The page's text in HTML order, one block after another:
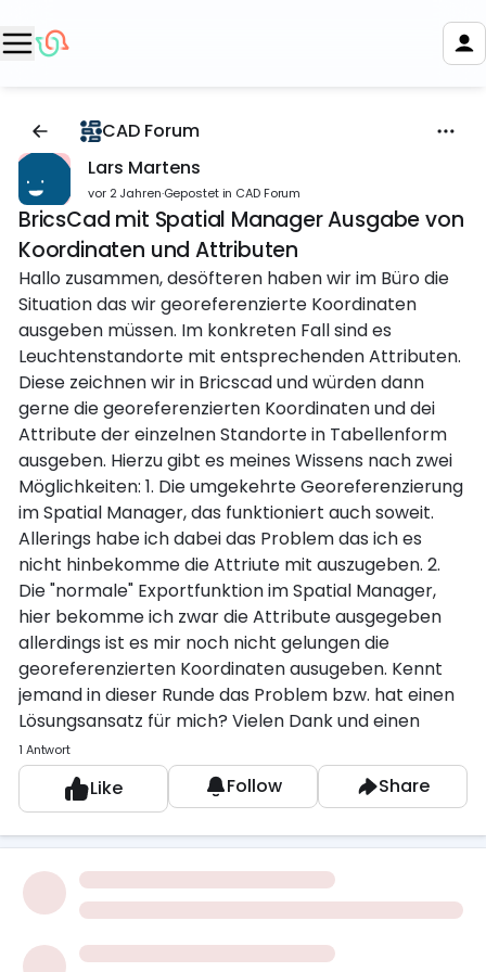
CAD Forum
Lars Martens
vor 2 Jahren·Gepostet in CAD Forum
BricsCad mit Spatial Manager Ausgabe von
Koordinaten und Attributen
Hallo zusammen, desöfteren haben wir im Büro die
Situation das wir georeferenzierte Koordinaten
ausgeben müssen. Im konkreten Fall sind es
Leuchtenstandorte mit entsprechenden Attributen.
Diese zeichnen wir in Bricscad und würden dann
gerne die georeferenzierten Koordinaten und dei
Attribute der einzelnen Standorte in Tabellenform
ausgeben. Hierzu gibt es meines Wissens nach zwei
Möglichkeiten: 1. Die umgekehrte Georeferenzierung
im Spatial Manager, das funktioniert auch soweit.
Allerings habe ich dabei das Problem das ich es
nicht hinbekomme die Attriute mit auszugeben. 2.
Die "normale" Exportfunktion im Spatial Manager,
hier bekomme ich zwar die Attribute ausgegeben
allerdings ist es mir noch nicht gelungen die
georeferenzierten Koordinaten ausugeben. Kennt
jemand in dieser Runde das Problem bzw. hat einen
Lösungsansatz für mich? Vielen Dank und einen
schönen Abend! Lars
1 Antwort
Like Follow Share